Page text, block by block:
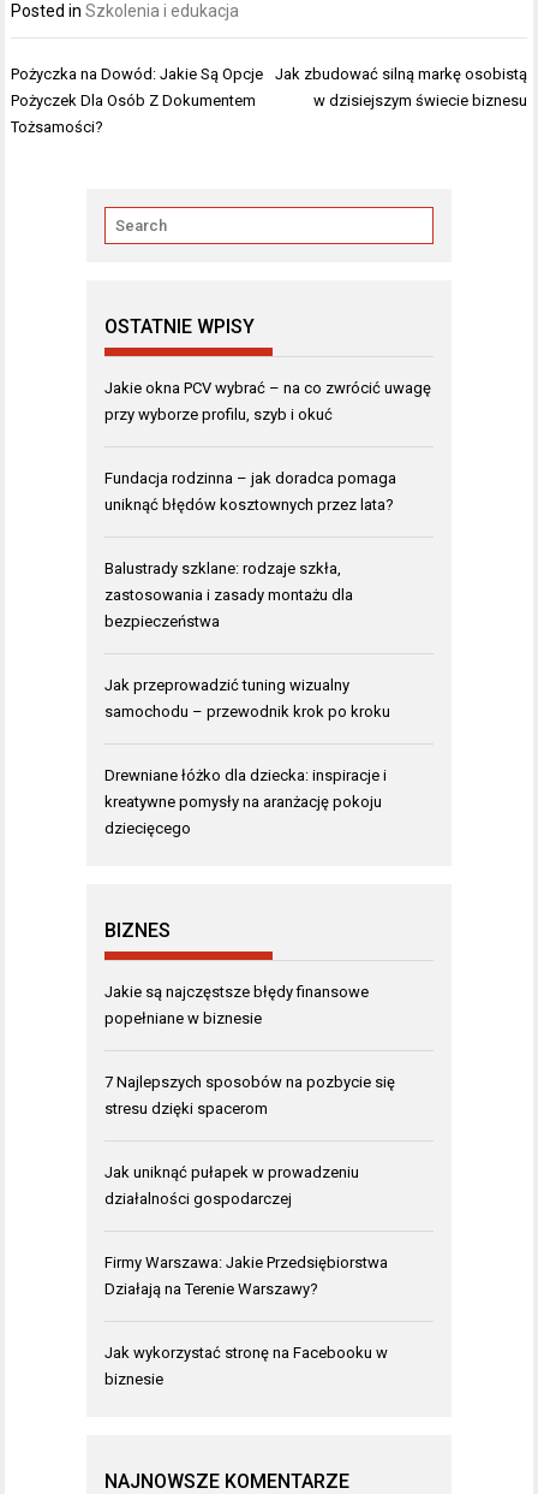
Posted inSzkolenia i edukacja
Nawigacja
wpisu
Pożyczka na Dowód: Jakie Są Opcje
Pożyczek Dla Osób Z Dokumentem
Tożsamości?
Jak zbudować silną markę osobistą
w dzisiejszym świecie biznesu
OSTATNIE WPISY
Jakie okna PCV wybrać – na co zwrócić uwagę
przy wyborze profilu, szyb i okuć
Fundacja rodzinna – jak doradca pomaga
uniknąć błędów kosztownych przez lata?
Balustrady szklane: rodzaje szkła,
zastosowania i zasady montażu dla
bezpieczeństwa
Jak przeprowadzić tuning wizualny
samochodu – przewodnik krok po kroku
Drewniane łóżko dla dziecka: inspiracje i
kreatywne pomysły na aranżację pokoju
dziecięcego
BIZNES
Jakie są najczęstsze błędy finansowe
popełniane w biznesie
7 Najlepszych sposobów na pozbycie się
stresu dzięki spacerom
Jak uniknąć pułapek w prowadzeniu
działalności gospodarczej
Firmy Warszawa: Jakie Przedsiębiorstwa
Działają na Terenie Warszawy?
Jak wykorzystać stronę na Facebooku w
biznesie
NAJNOWSZE KOMENTARZE